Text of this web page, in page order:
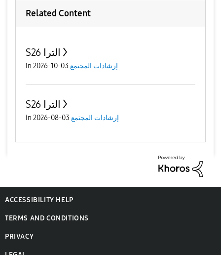
Related Content
S26 الترا
in إرشادات المجتمع 03-10-2026
S26 الترا
in إرشادات المجتمع 03-08-2026
ACCESSIBILITY HELP
TERMS AND CONDITIONS
PRIVACY